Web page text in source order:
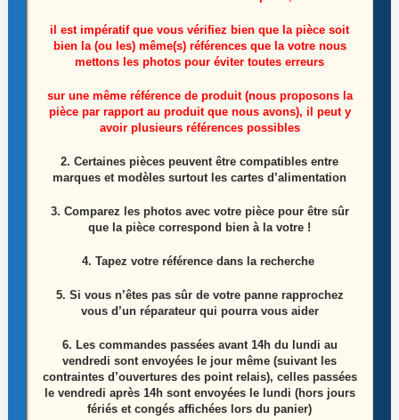
Module wifi télé Lg 43UP76703LB Référence:
EAT65166902
10,00 €
Ajouter au panier
il est impératif que vous vérifiez bien que la pièce soit
bien la (ou les) même(s) références que la votre nous
mettons les photos pour éviter toutes erreurs
sur une même référence de produit (nous proposons la
pièce par rapport au produit que nous avons), il peut y
avoir plusieurs références possibles
2. Certaines pièces peuvent être compatibles entre
marques et modèles surtout les cartes d’alimentation
3. Comparez les photos avec votre pièce pour être sûr
que la pièce correspond bien à la votre !
4. Tapez votre référence dans la recherche
5. Si vous n’êtes pas sûr de votre panne rapprochez
vous d’un réparateur qui pourra vous aider
6. Les commandes passées avant 14h du lundi au
vendredi sont envoyées le jour même (suivant les
contraintes d’ouvertures des point relais), celles passées
le vendredi après 14h sont envoyées le lundi (hors jours
fériés et congés affichées lors du panier)